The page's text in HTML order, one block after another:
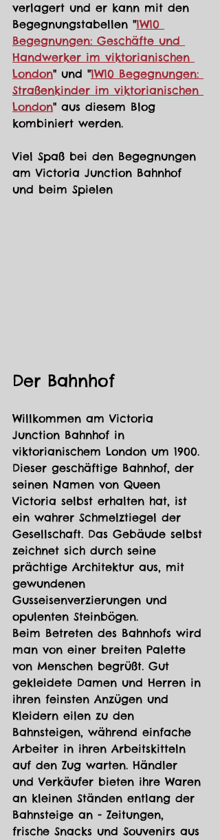
verlagert und er kann mit den
Begegnungstabellen "1W10
Begegnungen: Geschäfte und
Handwerker im viktorianischen
London" und "1W10 Begegnungen:
Straßenkinder im viktorianischen
London" aus diesem Blog
kombiniert werden.
Viel Spaß bei den Begegnungen
am Victoria Junction Bahnhof
und beim Spielen
Der Bahnhof
Willkommen am Victoria
Junction Bahnhof in
viktorianischem London um 1900.
Dieser geschäftige Bahnhof, der
seinen Namen von Queen
Victoria selbst erhalten hat, ist
ein wahrer Schmelztiegel der
Gesellschaft. Das Gebäude selbst
zeichnet sich durch seine
prächtige Architektur aus, mit
gewundenen
Gusseisenverzierungen und
opulenten Steinbögen.
Beim Betreten des Bahnhofs wird
man von einer breiten Palette
von Menschen begrüßt. Gut
gekleidete Damen und Herren in
ihren feinsten Anzügen und
Kleidern eilen zu den
Bahnsteigen, während einfache
Arbeiter in ihren Arbeitskitteln
auf den Zug warten. Händler
und Verkäufer bieten ihre Waren
an kleinen Ständen entlang der
Bahnsteige an - Zeitungen,
frische Snacks und Souvenirs aus